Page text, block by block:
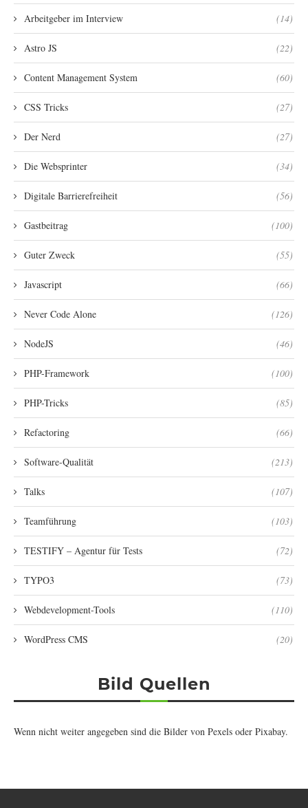
Arbeitgeber im Interview (14)
Astro JS (22)
Content Management System (60)
CSS Tricks (27)
Der Nerd (27)
Die Websprinter (34)
Digitale Barrierefreiheit (56)
Gastbeitrag (100)
Guter Zweck (55)
Javascript (66)
Never Code Alone (126)
NodeJS (46)
PHP-Framework (100)
PHP-Tricks (85)
Refactoring (66)
Software-Qualität (213)
Talks (107)
Teamführung (103)
TESTIFY – Agentur für Tests (72)
TYPO3 (73)
Webdevelopment-Tools (110)
WordPress CMS (20)
Bild Quellen
Wenn nicht weiter angegeben sind die Bilder von Pexels oder Pixabay.